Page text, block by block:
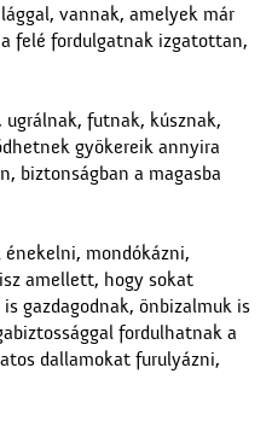
vannak, amelyek már
felé fordulgatnak izgatottan,
futnak, kúsznak,
gyökereik annyira
biztonságban a magasba
mondókázni,
amellett, hogy sokat
gazdagodnak, önbizalmuk is
fordulhatnak a
dallamokat furulyázni,